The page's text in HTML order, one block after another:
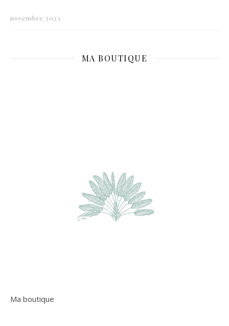
novembre 2023
MA BOUTIQUE
Ma boutique